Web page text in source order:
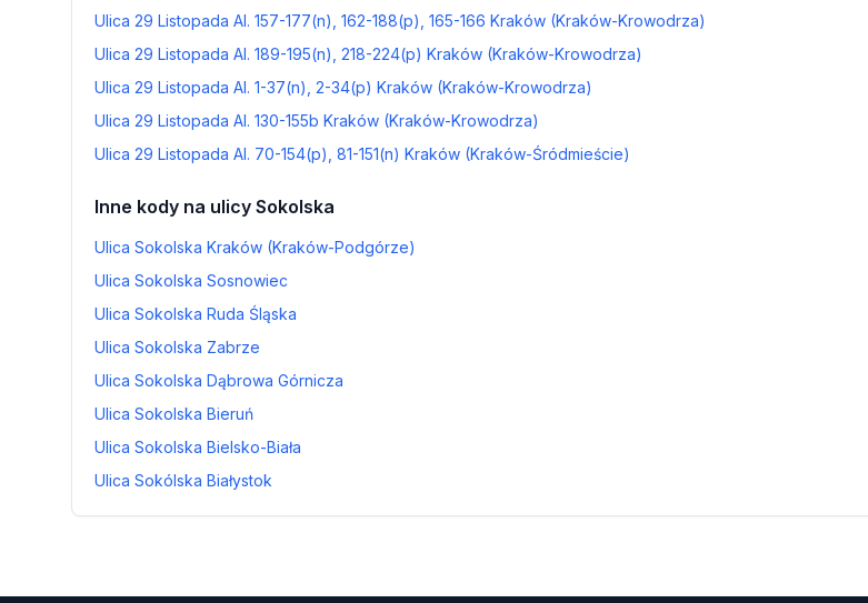
Ulica 29 Listopada Al. 157-177(n), 162-188(p), 165-166 Kraków (Kraków-Krowodrza)
Ulica 29 Listopada Al. 189-195(n), 218-224(p) Kraków (Kraków-Krowodrza)
Ulica 29 Listopada Al. 1-37(n), 2-34(p) Kraków (Kraków-Krowodrza)
Ulica 29 Listopada Al. 130-155b Kraków (Kraków-Krowodrza)
Ulica 29 Listopada Al. 70-154(p), 81-151(n) Kraków (Kraków-Śródmieście)
Inne kody na ulicy Sokolska
Ulica Sokolska Kraków (Kraków-Podgórze)
Ulica Sokolska Sosnowiec
Ulica Sokolska Ruda Śląska
Ulica Sokolska Zabrze
Ulica Sokolska Dąbrowa Górnicza
Ulica Sokolska Bieruń
Ulica Sokolska Bielsko-Biała
Ulica Sokólska Białystok